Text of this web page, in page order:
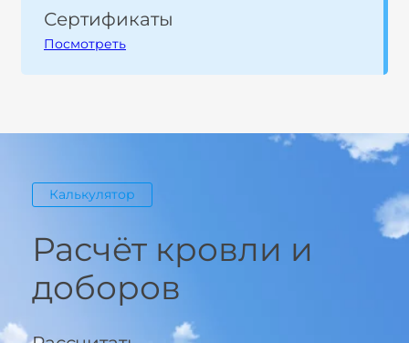
Сертификаты
Посмотреть
Калькулятор
Расчёт кровли и
доборов